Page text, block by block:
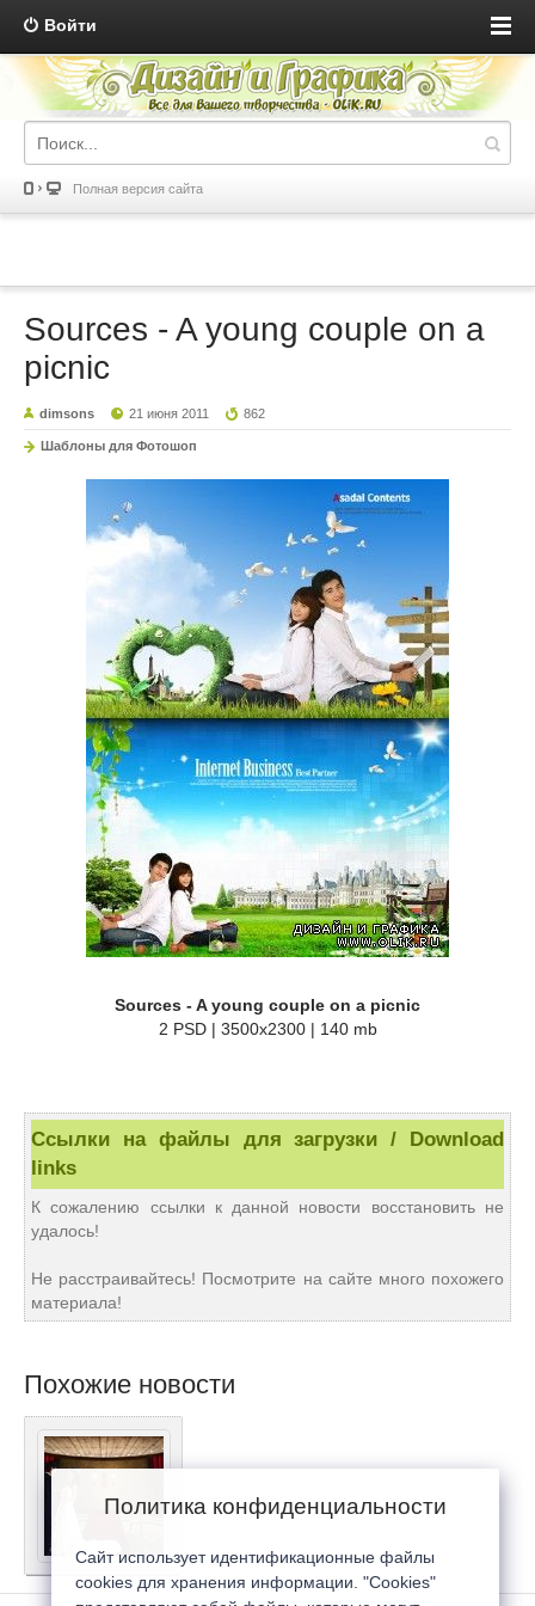
Войти
Полная версия сайта
Sources - A young couple on a
picnic
dimsons 21 июня 2011 862
Шаблоны для Фотошоп
Sources - A young couple on a picnic
2 PSD | 3500x2300 | 140 mb
Ссылки на файлы для загрузки / Download
links
К сожалению ссылки к данной новости восстановить не
удалось!
Не расстраивайтесь! Посмотрите на сайте много похожего
материала!
Похожие новости
Политика конфиденциальности
Сайт использует идентификационные файлы
cookies для хранения информации. "Cookies"